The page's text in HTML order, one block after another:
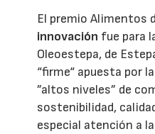
El premio Alimentos
innovación fue para
Oleoestepa, de
“firme“ apuesta por
”altos niveles” de
sostenibilidad,
especial atención a